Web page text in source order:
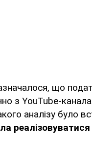
що
з YouTube-
аналізу було
реалізовуватися